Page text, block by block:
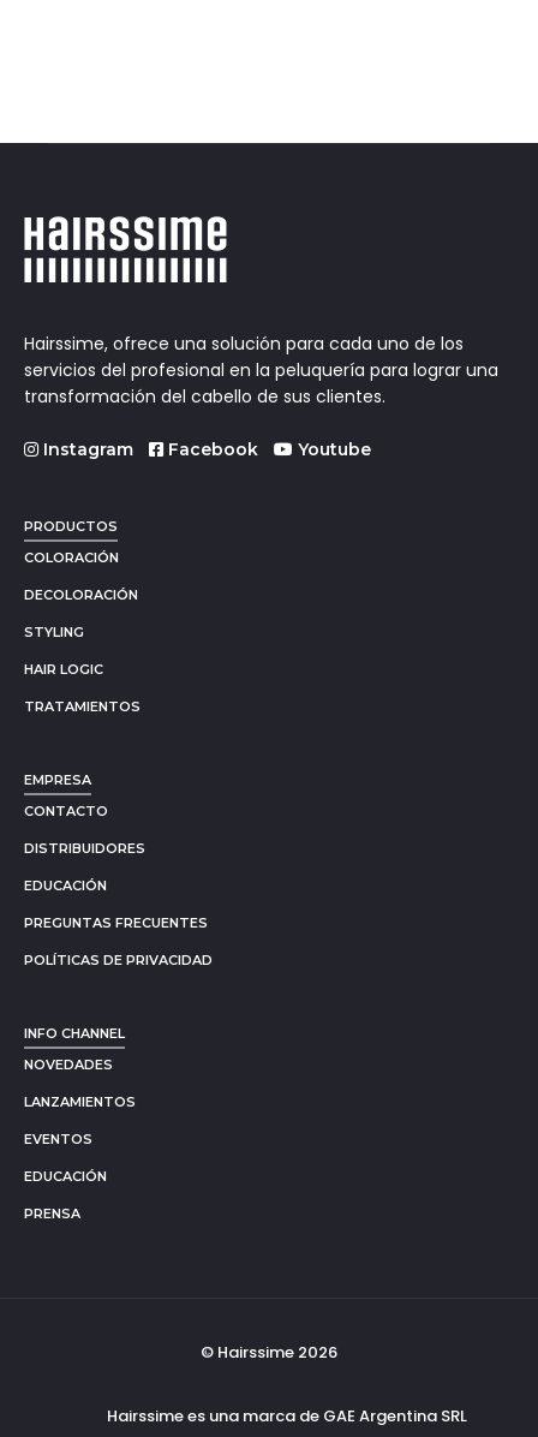
Hairssime, ofrece una solución para cada uno de los
servicios del profesional en la peluquería para lograr una
transformación del cabello de sus clientes.
Instagram Facebook Youtube
PRODUCTOS
COLORACIÓN
DECOLORACIÓN
STYLING
HAIR LOGIC
TRATAMIENTOS
EMPRESA
CONTACTO
DISTRIBUIDORES
EDUCACIÓN
PREGUNTAS FRECUENTES
POLÍTICAS DE PRIVACIDAD
INFO CHANNEL
NOVEDADES
LANZAMIENTOS
EVENTOS
EDUCACIÓN
PRENSA
© Hairssime 2026
Hairssime es una marca de GAE Argentina SRL